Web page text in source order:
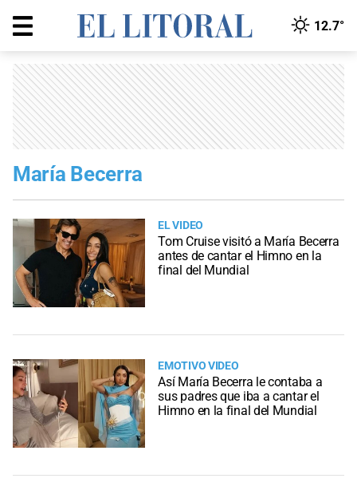
12.7°
María Becerra
EL VIDEO
Tom Cruise visitó a María Becerra
antes de cantar el Himno en la
final del Mundial
EMOTIVO VIDEO
Así María Becerra le contaba a
sus padres que iba a cantar el
Himno en la final del Mundial